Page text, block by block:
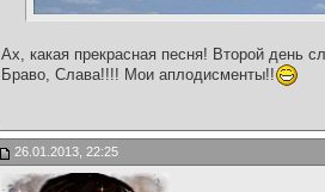
Ах, какая прекрасная песня! Второй день
Браво, Слава!!!! Мои аплодисменты!!
26.01.2013, 22:25